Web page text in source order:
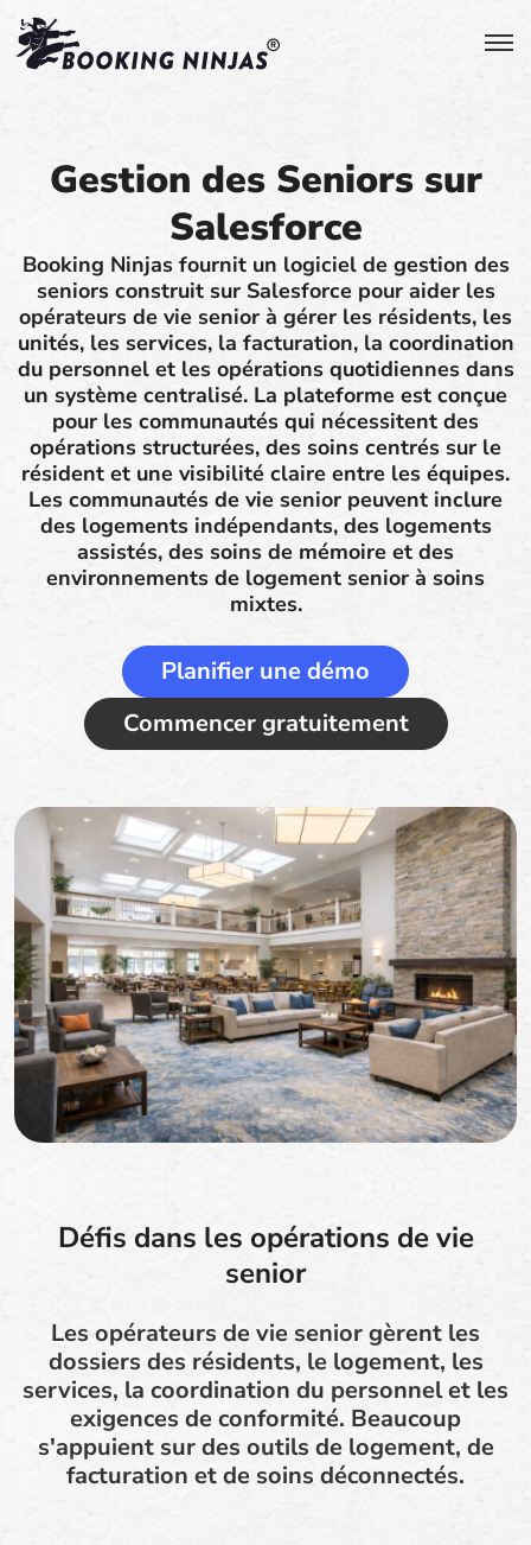
Gestion des Seniors sur
Salesforce
Booking Ninjas fournit un logiciel de gestion des
seniors construit sur Salesforce pour aider les
opérateurs de vie senior à gérer les résidents, les
unités, les services, la facturation, la coordination
du personnel et les opérations quotidiennes dans
un système centralisé. La plateforme est conçue
pour les communautés qui nécessitent des
opérations structurées, des soins centrés sur le
résident et une visibilité claire entre les équipes.
Les communautés de vie senior peuvent inclure
des logements indépendants, des logements
assistés, des soins de mémoire et des
environnements de logement senior à soins
mixtes.
Planifier une démo
Commencer gratuitement
Défis dans les opérations de vie
senior
Les opérateurs de vie senior gèrent les
dossiers des résidents, le logement, les
services, la coordination du personnel et les
exigences de conformité. Beaucoup
s'appuient sur des outils de logement, de
facturation et de soins déconnectés.